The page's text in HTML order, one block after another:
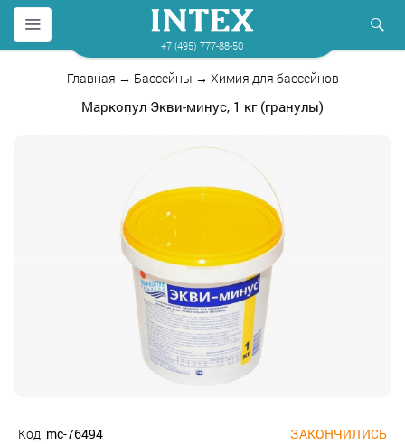
+7 (495) 777-88-50
Главная → Бассейны → Химия для бассейнов
Маркопул Экви-минус, 1 кг (гранулы)
Код: mc-76494 ЗАКОНЧИЛИСЬ